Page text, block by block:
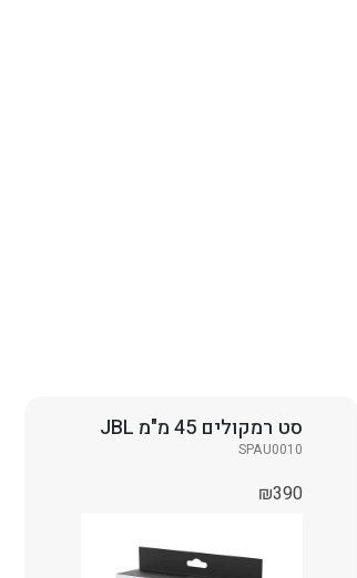
סט רמקולים 45 מ"מ JBL
SPAU0010
₪390